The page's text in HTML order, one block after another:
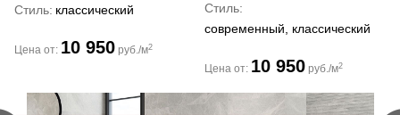
Стиль классический
Цена от: 10 950 руб./м2
Стиль
современный, классический
Цена от: 10 950 руб./м2